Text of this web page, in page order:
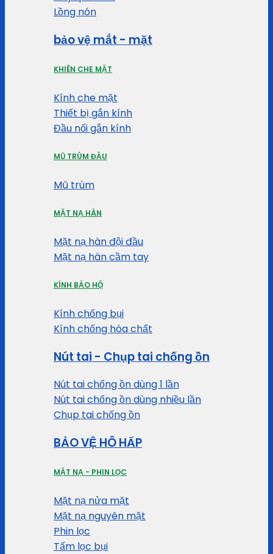
Lồng nón
bảo vệ mắt - mặt
KHIÊN CHE MẶT
Kính che mặt
Thiết bị gắn kính
Đầu nối gắn kính
MŨ TRÙM ĐẦU
Mũ trùm
MẶT NẠ HÀN
Mặt nạ hàn đội đầu
Mặt nạ hàn cầm tay
KÍNH BẢO HỘ
Kính chống bụi
Kính chống hóa chất
Nút tai - Chụp tai chống ồn
Nút tai chống ồn dùng 1 lần
Nút tai chống ồn dùng nhiều lần
Chụp tai chống ồn
BẢO VỆ HÔ HẤP
MẶT NẠ - PHIN LỌC
Mặt nạ nửa mặt
Mặt nạ nguyên mặt
Phin lọc
Tấm lọc bụi